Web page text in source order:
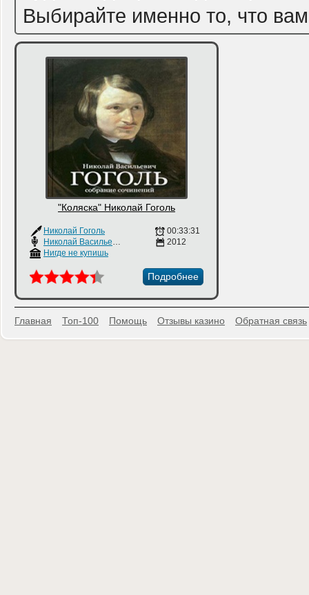
Выбирайте именно то, что
"Коляска" Николай Гоголь
Николай Гоголь
Николай Васильевич
Нигде не купишь
00:33:31
2012
Подробнее
Главная Топ-100 Помощь Отзывы казино Обратная связь